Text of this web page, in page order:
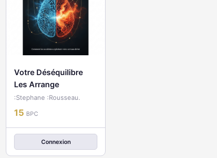
Votre Déséquilibre
Les Arrange
:Stephane :Rousseau.
15 BPC
Connexion